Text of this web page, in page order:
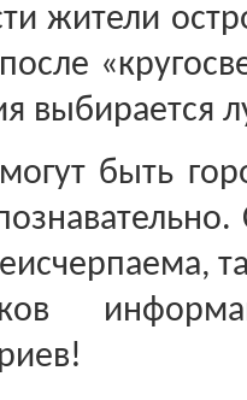
жители
выбирается
быть